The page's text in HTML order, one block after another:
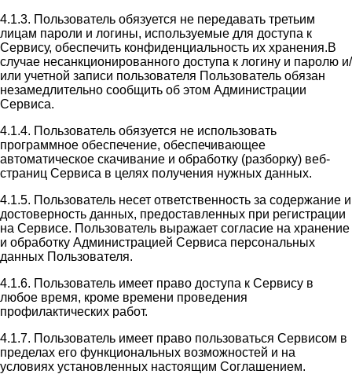
4.1.3. Пользователь обязуется не передавать третьим
лицам пароли и логины, используемые для доступа к
Сервису, обеспечить конфиденциальность их хранения.В
случае несанкционированного доступа к логину и паролю и/
или учетной записи пользователя Пользователь обязан
незамедлительно сообщить об этом Администрации
Сервиса.
4.1.4. Пользователь обязуется не использовать
программное обеспечение, обеспечивающее
автоматическое скачивание и обработку (разборку) веб-
страниц Сервиса в целях получения нужных данных.
4.1.5. Пользователь несет ответственность за содержание и
достоверность данных, предоставленных при регистрации
на Сервисе. Пользователь выражает согласие на хранение
и обработку Администрацией Сервиса персональных
данных Пользователя.
4.1.6. Пользователь имеет право доступа к Сервису в
любое время, кроме времени проведения
профилактических работ.
4.1.7. Пользователь имеет право пользоваться Сервисом в
пределах его функциональных возможностей и на
условиях установленных настоящим Соглашением.